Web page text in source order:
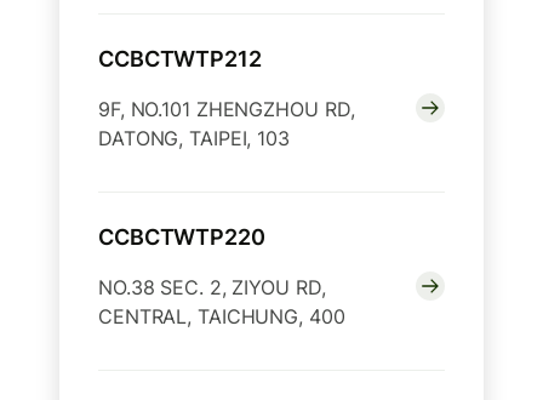
CCBCTWTP212
9F, NO.101 ZHENGZHOU RD,
DATONG, TAIPEI, 103
CCBCTWTP220
NO.38 SEC. 2, ZIYOU RD,
CENTRAL, TAICHUNG, 400